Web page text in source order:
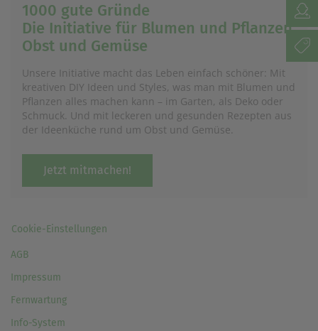
1000 gute Gründe
Die Initiative für Blumen und Pflanzen,
Obst und Gemüse
Unsere Initiative macht das Leben einfach schöner: Mit
kreativen DIY Ideen und Styles, was man mit Blumen und
Pflanzen alles machen kann – im Garten, als Deko oder
Schmuck. Und mit leckeren und gesunden Rezepten aus
der Ideenküche rund um Obst und Gemüse.
Jetzt mitmachen!
Cookie-Einstellungen
AGB
Impressum
Fernwartung
Info-System